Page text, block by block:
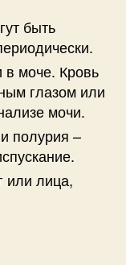
быть
в моче. Кровь
глазом или
мочи.
полурия –
или лица,